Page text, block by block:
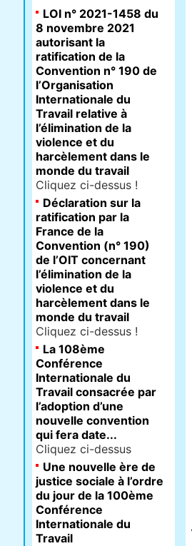
LOI n° 2021-1458 du
8 novembre 2021
autorisant la
ratification de la
Convention n° 190 de
l’Organisation
Internationale du
Travail relative à
l’élimination de la
violence et du
harcèlement dans le
monde du travail
Cliquez ci-dessus !
Déclaration sur la
ratification par la
France de la
Convention (n° 190)
de l’OIT concernant
l’élimination de la
violence et du
harcèlement dans le
monde du travail
Cliquez ci-dessus !
La 108ème
Conférence
Internationale du
Travail consacrée par
l’adoption d’une
nouvelle convention
qui fera date...
Cliquez ci-dessus
Une nouvelle ère de
justice sociale à l’ordre
du jour de la 100ème
Conférence
Internationale du
Travail